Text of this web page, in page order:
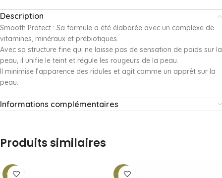
Description
Smooth Protect : Sa formule a été élaborée avec un complexe de
vitamines, minéraux et prébiotiques.
Avec sa structure fine qui ne laisse pas de sensation de poids sur la
peau, il unifie le teint et régule les rougeurs de la peau.
Il minimise l’apparence des ridules et agit comme un apprêt sur la
peau.
Informations complémentaires
Produits similaires
-20% -10%